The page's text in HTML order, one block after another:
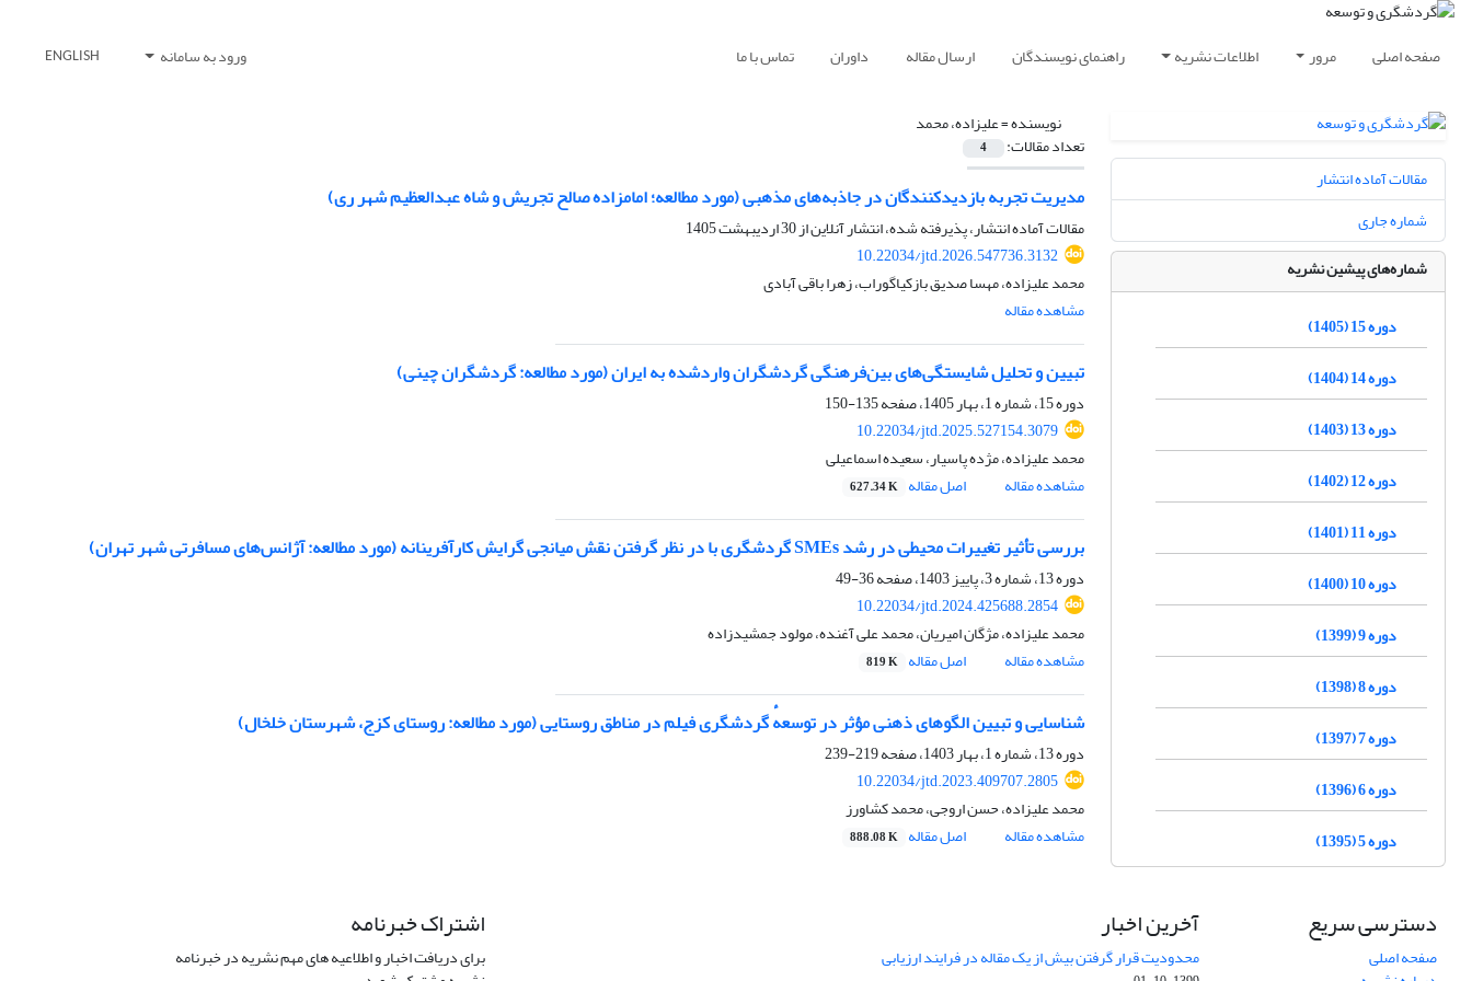
صفحه اصلی مرور اطلاعات نشریه راهنمای نویسندگان ارسال مقاله داوران تماس با ما ورود به سامانه ENGLISH
نویسنده =علیزاده، محمد
تعداد مقالات: 4
مدیریت تجربه بازدیدکنندگان در جاذبه‌های مذهبی (مورد مطالعه؛ امامزاده صالح تجریش و شاه عبدالعظیم شهر ری)
مقالات آماده انتشار، پذیرفته شده، انتشار آنلاین از30 اردیبهشت 1405
10.22034/jtd.2026.547736.3132
محمد علیزاده، مهسا صدیق بازکیاگوراب، زهرا باقی آبادی
مشاهده مقاله
تبیین و تحلیل شایستگیهای بینفرهنگی گردشگران واردشده به ایران(مورد مطالعه: گردشگران چینی)
دوره 15، شماره 1، بهار 1405، صفحه
135-150
10.22034/jtd.2025.527154.3079
محمد علیزاده، مژده پاسیار، سعیده اسماعیلی
مشاهده مقاله
اصل مقاله 627.34 K
بررسی تأثیر تغییرات محیطی در رشد SMEs گردشگری با در نظر گرفتن نقش میانجی گرایش کارآفرینانه (مورد مطالعه: آژانس‌های مسافرتی شهر تهران)
دوره 13، شماره 3، پاییز 1403، صفحه
36-49
10.22034/jtd.2024.425688.2854
محمد علیزاده، مژگان امیریان، محمد علی آغنده، مولود جمشیدزاده
مشاهده مقاله
اصل مقاله 819 K
شناسایی و تبیین الگوهای ذهنی مؤثر در توسعهٔ گردشگری فیلم در مناطق روستایی (مورد مطالعه: روستای کزج، شهرستان خلخال)
دوره 13، شماره 1، بهار 1403، صفحه
219-239
10.22034/jtd.2023.409707.2805
محمد علیزاده، حسن اروجی، محمد کشاورز
مشاهده مقاله
اصل مقاله 888.08 K
مقالات آماده انتشار
شماره جاری
شماره‌های پیشین نشریه
دوره 15 (1405)
دوره 14 (1404)
دوره 13 (1403)
دوره 12 (1402)
دوره 11 (1401)
دوره 10 (1400)
دوره 9 (1399)
دوره 8 (1398)
دوره 7 (1397)
دوره 6 (1396)
دوره 5 (1395)
دسترسی سریع
صفحه اصلی
آخرین اخبار
محدودیت قرار گرفتن بیش از یک مقاله در فرایند ارزیابی
اشتراک خبرنامه
برای دریافت اخبار و اطلاعیه های مهم نشریه در خبرنامه